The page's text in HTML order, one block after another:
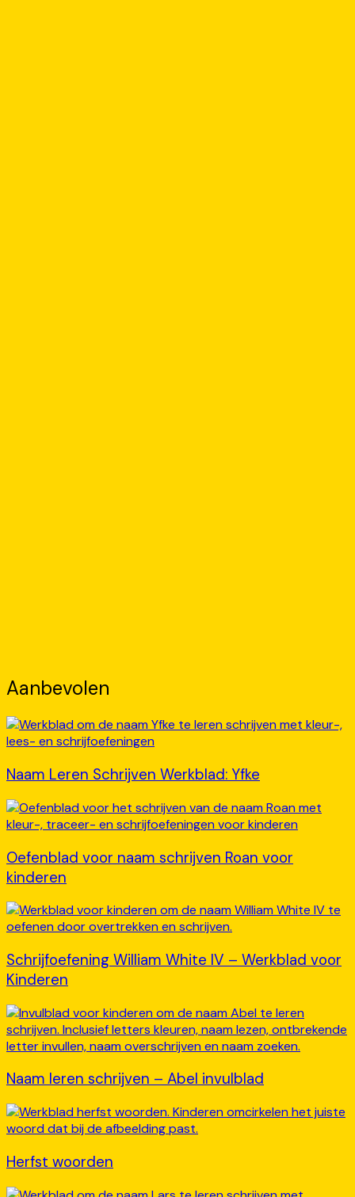
Aanbevolen
Naam Leren Schrijven Werkblad: Yfke
Oefenblad voor naam schrijven Roan voor
kinderen
Schrijfoefening William White IV – Werkblad voor
Kinderen
Naam leren schrijven – Abel invulblad
Herfst woorden